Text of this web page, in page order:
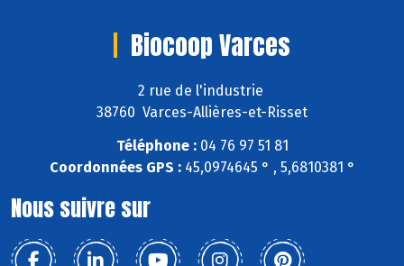
Biocoop Varces
2 rue de l'industrie
38760 Varces-Allières-et-Risset
Téléphone :04 76 97 51 81
Coordonnées GPS :45,0974645 ° , 5,6810381 °
Nous suivre sur